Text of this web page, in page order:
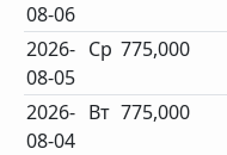
08-06
2026-
08-05
Ср 775,000
2026-
08-04
Вт 775,000